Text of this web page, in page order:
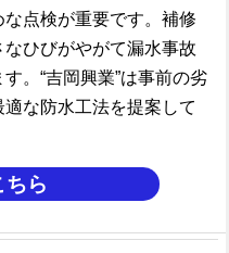
な点検が重要です。補修
ひびがやがて漏水事故
。“吉岡興業”は事前の劣
な防水工法を提案して
ちら